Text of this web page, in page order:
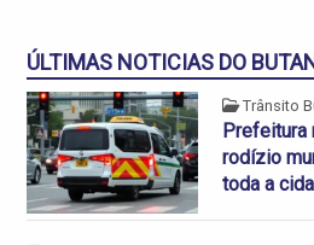
ÚLTIMAS NOTICIAS DO
Trânsito
Prefeitura
rodízio
toda a